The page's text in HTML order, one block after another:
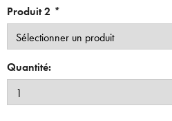
Produit 2 *
Quantité: